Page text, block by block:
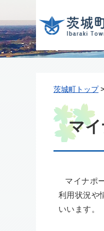
茨城町トップ>
マ
マイナポ
利用状況や
いいます。